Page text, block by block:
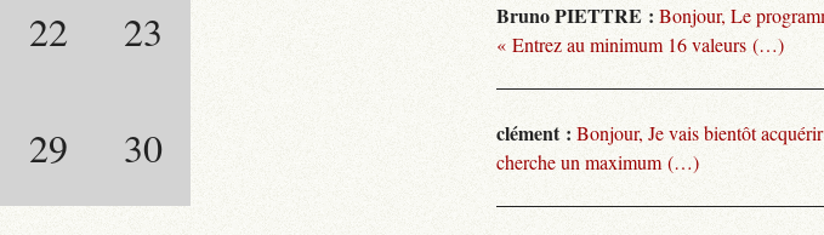
22 23
29 30
Bruno PIETTRE : Bonjour, Le
« Entrez au minimum 16 valeurs (…)
clément : Bonjour, Je vais bientôt
cherche un maximum (…)